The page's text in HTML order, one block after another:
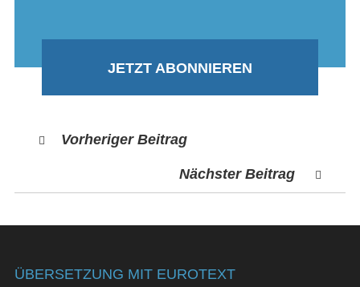
JETZT ABONNIEREN
Vorheriger Beitrag
Nächster Beitrag
ÜBERSETZUNG MIT EUROTEXT